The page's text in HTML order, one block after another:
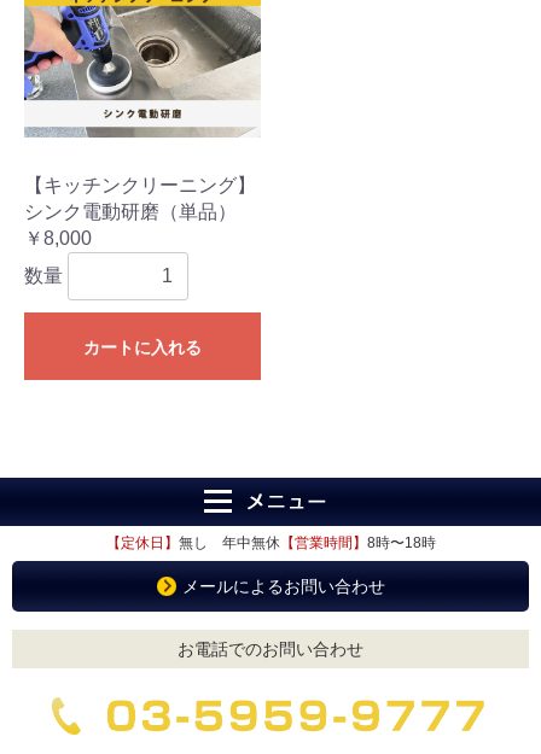
【キッチンクリーニング】
シンク電動研磨（単品）
￥8,000
数量
カートに入れる
【定休日】 無し 年中無休【営業時間】 8時〜18時
メールによるお問い合わせ
お電話でのお問い合わせ